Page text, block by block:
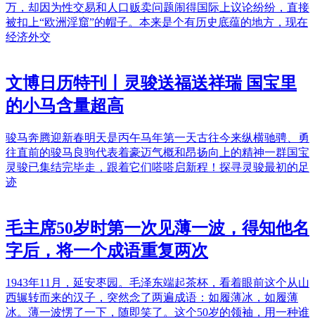
万，却因为性交易和人口贩卖问题闹得国际上议论纷纷，直接
被扣上“欧洲淫窟”的帽子。本来是个有历史底蕴的地方，现在
经济外交
文博日历特刊丨灵骏送福送祥瑞 国宝里
的小马含量超高
骏马奔腾迎新春明天是丙午马年第一天古往今来纵横驰骋、勇
往直前的骏马良驹代表着豪迈气概和昂扬向上的精神一群国宝
灵骏已集结完毕走，跟着它们嗒嗒启新程！探寻灵骏最初的足
迹
毛主席50岁时第一次见薄一波，得知他名
字后，将一个成语重复两次
1943年11月，延安枣园。毛泽东端起茶杯，看着眼前这个从山
西辗转而来的汉子，突然念了两遍成语：如履薄冰，如履薄
冰。薄一波愣了一下，随即笑了。这个50岁的领袖，用一种谁